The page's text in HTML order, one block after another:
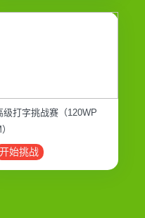
级打字挑战赛（120WP
开始挑战